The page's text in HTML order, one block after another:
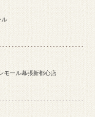
ル
モール幕張新都心店